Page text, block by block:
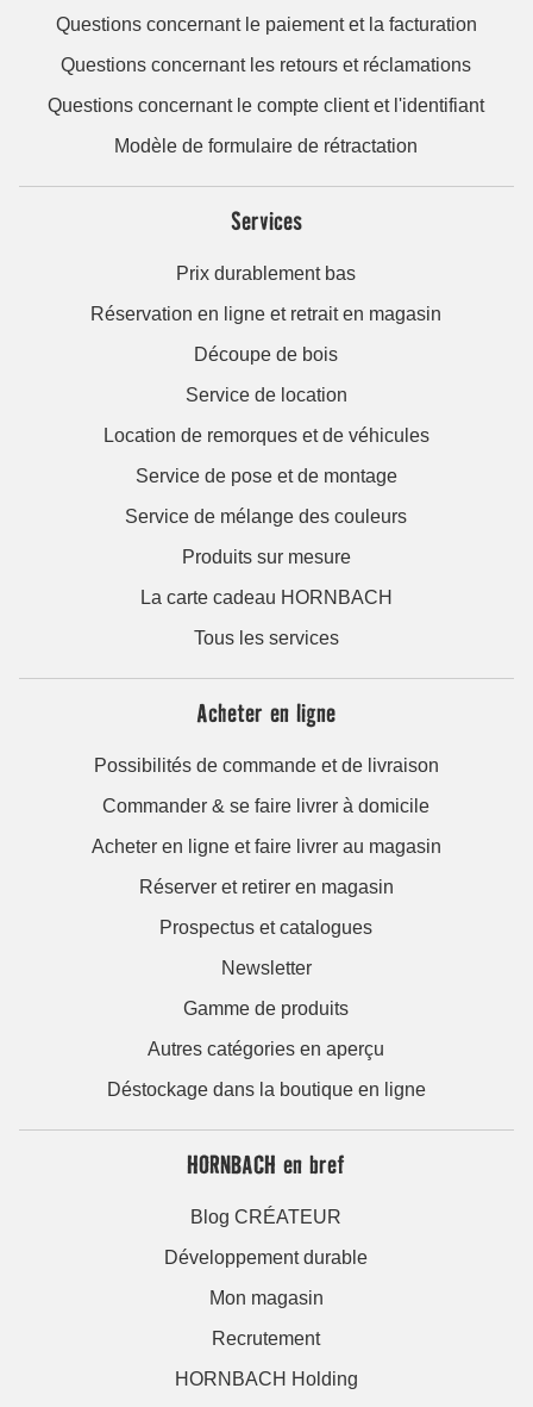
Questions concernant le paiement et la facturation
Questions concernant les retours et réclamations
Questions concernant le compte client et l'identifiant
Modèle de formulaire de rétractation
Services
Prix durablement bas
Réservation en ligne et retrait en magasin
Découpe de bois
Service de location
Location de remorques et de véhicules
Service de pose et de montage
Service de mélange des couleurs
Produits sur mesure
La carte cadeau HORNBACH
Tous les services
Acheter en ligne
Possibilités de commande et de livraison
Commander & se faire livrer à domicile
Acheter en ligne et faire livrer au magasin
Réserver et retirer en magasin
Prospectus et catalogues
Newsletter
Gamme de produits
Autres catégories en aperçu
Déstockage dans la boutique en ligne
HORNBACH en bref
Blog CRÉATEUR
Développement durable
Mon magasin
Recrutement
HORNBACH Holding